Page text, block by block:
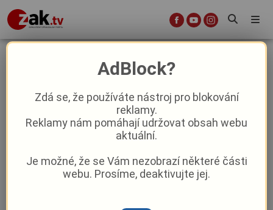
U Stříbrného mlýna začala stavba
opěrné zdi za miliony. Řidiče čekají
uzavírky
Aktuality Doprava Aktuálně
Anna Raková –15. 6. 11:50
AdBlock?
Zdá se, že používáte nástroj pro blokování
reklamy.
Reklamy nám pomáhají udržovat obsah webu
aktuální.
Je možné, že se Vám nezobrazí některé části
webu. Prosíme, deaktivujte jej.